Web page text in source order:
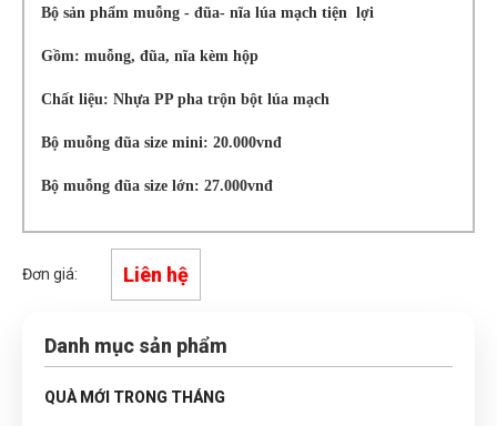
Bộ sản phẩm muỗng - đũa- nĩa lúa mạch tiện lợi
Gồm: muỗng, đũa, nĩa kèm hộp
Chất liệu: Nhựa PP pha trộn bột lúa mạch
Bộ muỗng đũa size mini: 20.000vnđ
Bộ muỗng đũa size lớn: 27.000vnđ
Đơn giá: Liên hệ
Danh mục sản phẩm
QUÀ MỚI TRONG THÁNG